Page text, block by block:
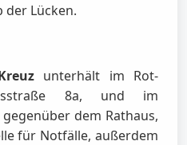
Lücken.
unterhält im Rot-
8a, und im
dem Rathaus,
für Notfälle, außerdem